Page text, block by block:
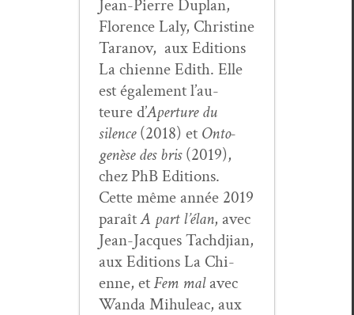
Jean-Pierre Duplan,
Flo­rence Laly, Chris­tine
Tara­nov, aux Edi­tions
La chi­enne Edith. Elle
est égale­ment l’au­
teure d’Aper­ture du
silence(2018) et Onto­
genèse des bris(2019),
chez PhB Edi­tions.
Cette même année 2019
paraîtA part l’élan, avec
Jean-Jacques Tachd­jian,
aux Edi­tions La Chi­
enne, etFem malavec
Wan­da Mihuleac, aux